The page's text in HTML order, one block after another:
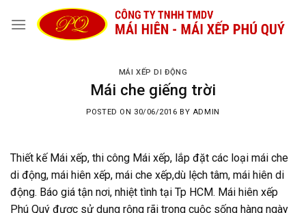
MÁI XẾP DI ĐỘNG
Mái che giếng trời
POSTED ON 30/06/2016 BY ADMIN
Thiết kế Mái xếp, thi công Mái xếp, lắp đặt các loại mái che
di động, mái hiên xếp, mái che xếp,dù lệch tâm, mái hiên di
động. Báo giá tận nơi, nhiệt tình tại Tp HCM. Mái hiên xếp
Phú Quý được sử dụng rộng rãi trong cuộc sống hàng ngày